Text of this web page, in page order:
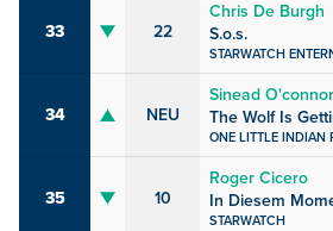
33 22
Chris De Burgh
S.o.s.
STARWATCH
34 NEU
Sinead O'connor
The Wolf Is
ONE LITTLE INDIAN
35 10
Roger Cicero
In Diesem
STARWATCH